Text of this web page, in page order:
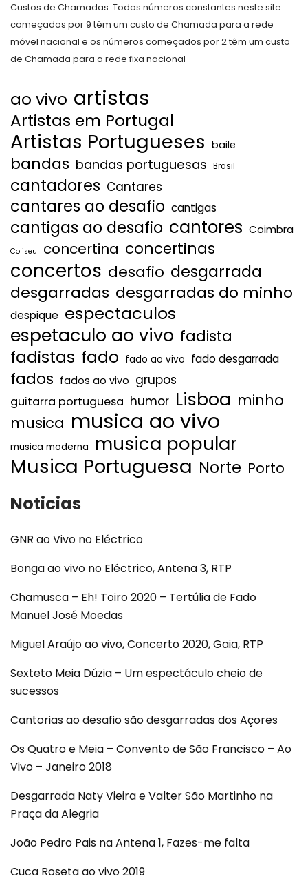
Custos de Chamadas: Todos números constantes neste site
começados por 9 têm um custo de Chamada para a rede
móvel nacional e os números começados por 2 têm um custo
de Chamada para a rede fixa nacional
ao vivo artistas
Artistas em Portugal
Artistas Portugueses baile
bandas bandas portuguesas Brasil
cantadores Cantares
cantares ao desafio cantigas
cantigas ao desafio cantores Coimbra
Coliseu concertina concertinas
concertos desafio desgarrada
desgarradas desgarradas do minho
despique espectaculos
espetaculo ao vivo fadista
fadistas fado fado ao vivo fado desgarrada
fados fados ao vivo grupos
guitarra portuguesa humor Lisboa minho
musica musica ao vivo
musica moderna musica popular
Musica Portuguesa Norte Porto
Noticias
GNR ao Vivo no Eléctrico
Bonga ao vivo no Eléctrico, Antena 3, RTP
Chamusca – Eh! Toiro 2020 – Tertúlia de Fado
Manuel José Moedas
Miguel Araújo ao vivo, Concerto 2020, Gaia, RTP
Sexteto Meia Dúzia – Um espectáculo cheio de
sucessos
Cantorias ao desafio são desgarradas dos Açores
Os Quatro e Meia – Convento de São Francisco – Ao
Vivo – Janeiro 2018
Desgarrada Naty Vieira e Valter São Martinho na
Praça da Alegria
João Pedro Pais na Antena 1, Fazes-me falta
Cuca Roseta ao vivo 2019